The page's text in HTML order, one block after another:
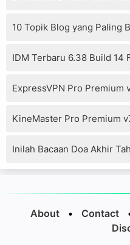
10 Topik Blog yang Paling
IDM Terbaru 6.38 Build 14
ExpressVPN Pro Premium
About • Contact